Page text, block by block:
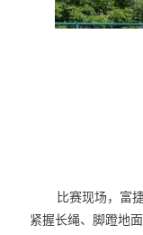
比赛现场，富
紧握长绳、脚蹬地